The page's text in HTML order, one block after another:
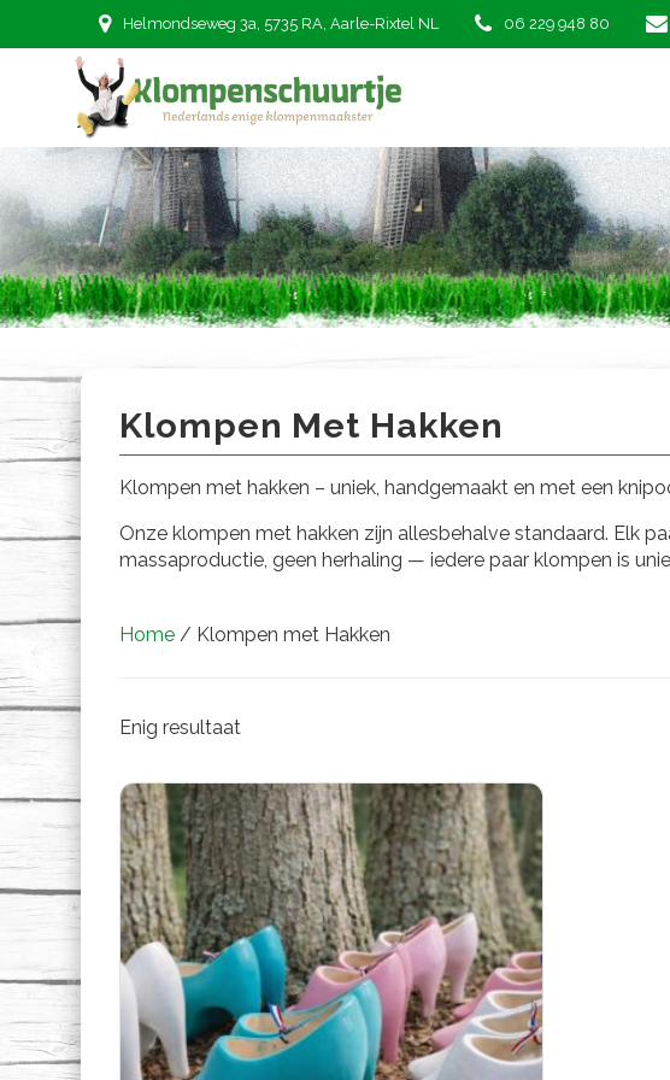
Helmondseweg 3a, 5735 RA, Aarle-Rixtel NL 06 229 948 80
Klompen met Hakken
Klompen Met Hakken
Klompen met hakken – uniek, handgemaakt en met een
Onze klompen met hakken zijn allesbehalve standaard. Elk
massaproductie, geen herhaling — iedere paar klompen is
Home / Klompen met Hakken
Enig resultaat